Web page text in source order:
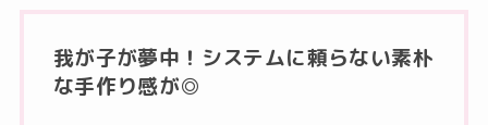
我が子が夢中！システムに頼らない素朴
な手作り感が◎